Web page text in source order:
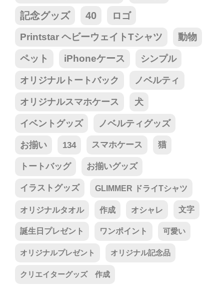
記念グッズ
40 ロゴ
Printstar ヘビーウェイトTシャツ 動物
ペット iPhoneケース シンプル
オリジナルトートバック ノベルティ
オリジナルスマホケース 犬
イベントグッズ ノベルティグッズ
お揃い 134 スマホケース 猫
トートバッグ お揃いグッズ
イラストグッズ GLIMMER ドライTシャツ
オリジナルタオル 作成 オシャレ 文字
誕生日プレゼント ワンポイント 可愛い
オリジナルプレゼント オリジナル記念品
クリエイターグッズ 作成